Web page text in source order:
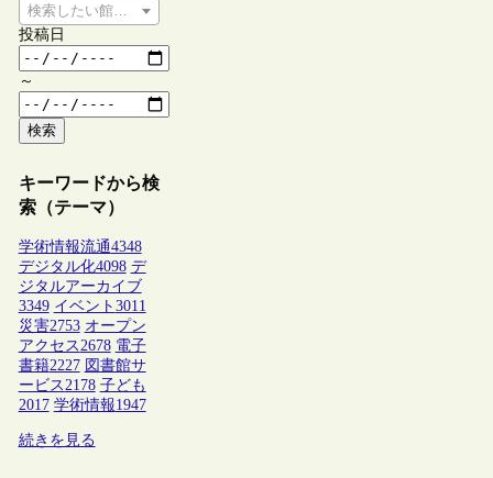
検索したい館種を選択してください
投稿日
～
検索
キーワードから検
索（テーマ）
学術情報流通4348
デジタル化4098 デ
ジタルアーカイブ
3349 イベント 3011
災害2753 オープン
アクセス2678 電子
書籍2227 図書館サ
ービス2178 子ども
2017 学術情報1947
続きを見る